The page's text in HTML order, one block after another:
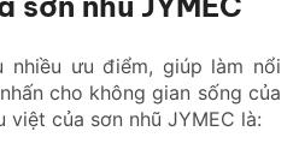
nhiều ưu điểm, giúp làm nổi
cho không gian sống của
của sơn nhũ JYMEC là: